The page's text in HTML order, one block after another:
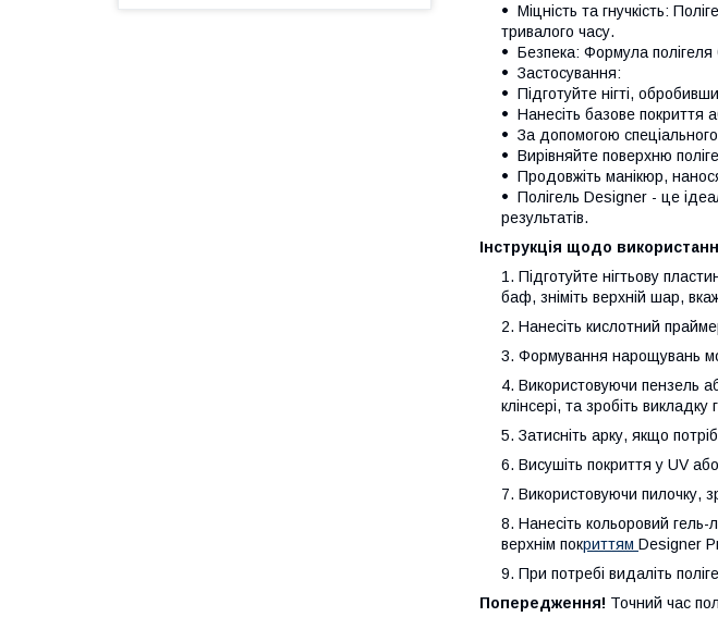
Міцність та гнучкість:
тривалого часу.
Безпека: Формула полігеля
Застосування:
Підготуйте нігті,
Нанесіть базове покриття
За допомогою
Вирівняйте поверхню
Продовжіть манікюр,
Полігель Designer - це
результатів.
Інструкція щодо
Підготуйте нігтьову
баф, зніміть верхній шар,
Нанесіть кислотний
Формування нарощувань
Використовуючи пензель
клінсері, та зробіть викладку
Затисніть арку, якщо
Висушіть покриття у UV
Використовуючи пилочку,
Нанесіть кольоровий
верхнім покриттям Designer
При потребі видаліть
Попередження! Точний час